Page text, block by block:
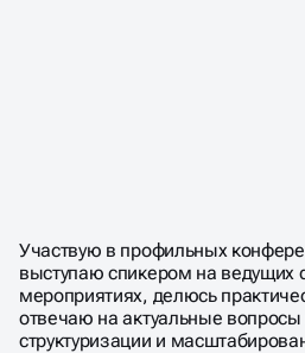
Участвую в профильных
выступаю спикером на ведущих
мероприятиях, делюсь
отвечаю на актуальные
структуризации и